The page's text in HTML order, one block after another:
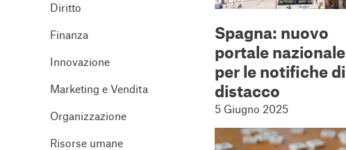
Diritto
Finanza
Innovazione
Marketing e Vendita
Organizzazione
Risorse umane
Spagna: nuovo
portale nazionale
per le notifiche di
distacco
5 Giugno 2025